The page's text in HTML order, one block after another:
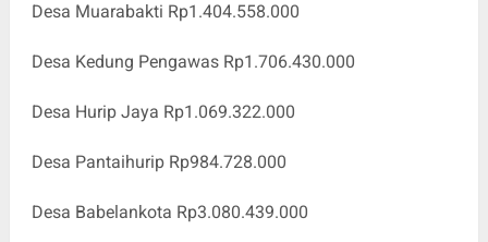
Desa Muarabakti Rp1.404.558.000
Desa Kedung Pengawas Rp1.706.430.000
Desa Hurip Jaya Rp1.069.322.000
Desa Pantaihurip Rp984.728.000
Desa Babelankota Rp3.080.439.000